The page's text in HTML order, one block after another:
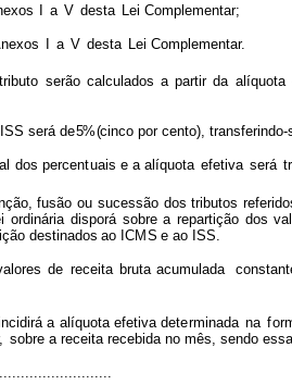
a V desta Lei Complementar;
nexos a V desta Lei Compl ementar.
tributo serão calculados a partir da alíquota
SS será de 5% (cinco por cento),
al dos percentuais e a alíquota efetiva será tr
ção, fusão ou sucessão dos tributos ref
ordinária disporá sobre a repartição dos
destinados ao ICMS e ao ISS.
lores de receita bruta acumulada constant
idirá a alíquota efetiva determinada na for
sobre a receita recebida no mês, sendo